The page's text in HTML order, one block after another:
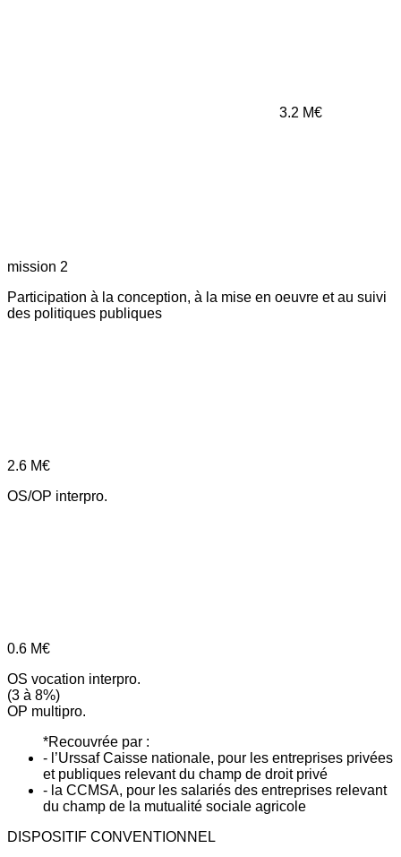
3.2 M€
mission 2
Participation à la conception, à la mise en oeuvre et au suivi
des politiques publiques
2.6 M€
OS/OP interpro.
0.6 M€
OS vocation interpro.
(3 à 8%)
OP multipro.
*Recouvrée par :
- l’Urssaf Caisse nationale, pour les entreprises privées
et publiques relevant du champ de droit privé
- la CCMSA, pour les salariés des entreprises relevant
du champ de la mutualité sociale agricole
DISPOSITIF CONVENTIONNEL